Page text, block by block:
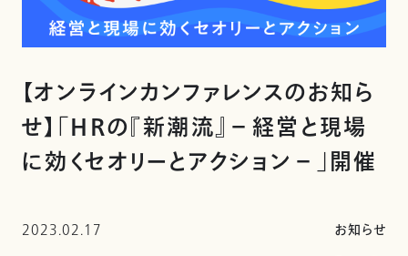
【オンラインカンファレンスのお知ら
せ】「HRの『新潮流』－経営と現場
に効くセオリーとアクション－」開催
2023.02.17 お知らせ